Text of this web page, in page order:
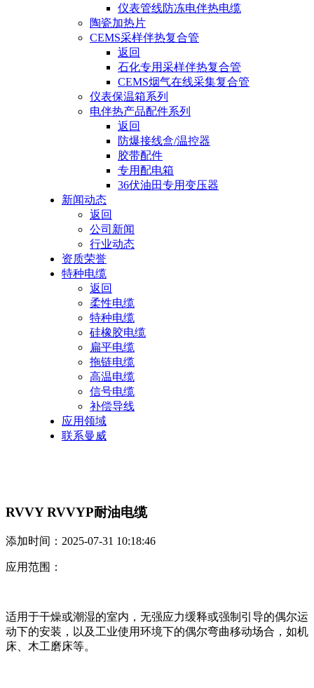
仪表管线防冻电伴热电缆
陶瓷加热片
CEMS采样伴热复合管
返回
石化专用采样伴热复合管
CEMS烟气在线采集复合管
仪表保温箱系列
电伴热产品配件系列
返回
防爆接线盒/温控器
胶带配件
专用配电箱
36伏油田专用变压器
新闻动态
返回
公司新闻
行业动态
资质荣誉
特种电缆
返回
柔性电缆
特种电缆
硅橡胶电缆
扁平电缆
拖链电缆
高温电缆
信号电缆
补偿导线
应用领域
联系曼威
RVVY RVVYP耐油电缆
添加时间：2025-07-31 10:18:46
应用范围：
适用于干燥或潮湿的室内，无强应力缓释或强制引导的偶尔运
动下的安装，以及工业使用环境下的偶尔弯曲移动场合，如机
床、木工磨床等。